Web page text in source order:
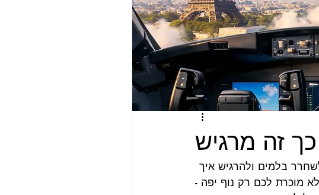
זה מרגיש
בלמים ולהרגיש איך
מוכרת לכם רק נוף יפה -